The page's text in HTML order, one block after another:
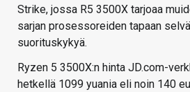
Strike, jossa R5 3500X tarjoaa
sarjan prosessoreiden tapaan
suorituskykyä.
Ryzen 5 3500X:n hinta JD.com-
hetkellä 1099 yuania eli noin 140